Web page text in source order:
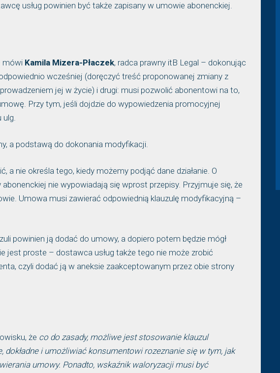
usług powinien być także zapisany w umowie abonenckiej.
mówi Kamila Mizera-Płaczek, radca prawny itB Legal – dokonując
wcześniej (doręczyć treść proponowanej zmiany z
jej w życie) i drugi: musi pozwolić abonentowi na to,
Przy tym, jeśli dojdzie do wypowiedzenia promocyjnej
ulg.
a podstawą do dokonania modyfikacji.
a nie określa tego, kiedy możemy podjąć dane działanie. O
nie wypowiadają się wprost przepisy. Przyjmuje się, że
Umowa musi zawierać odpowiednią klauzulę modyfikacyjną –
powinien ją dodać do umowy, a dopiero potem będzie mógł
jest proste – dostawca usług także tego nie może zrobić
czyli dodać ją w aneksie zaakceptowanym przez obie strony
że co do zasady, możliwe jest stosowanie klauzul
dokładne i umożliwiać konsumentowi rozeznanie się w tym, jak
umowy. Ponadto, wskaźnik waloryzacji musi być